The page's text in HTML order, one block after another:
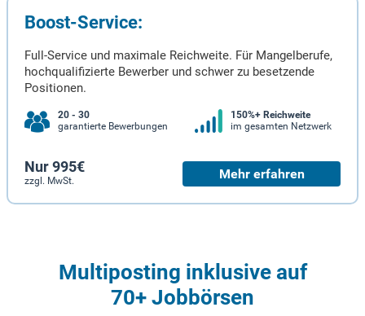
Boost-Service:
Full-Service und maximale Reichweite. Für Mangelberufe,
hochqualifizierte Bewerber und schwer zu besetzende
Positionen.
20 - 30
garantierte Bewerbungen
150%+ Reichweite
im gesamten Netzwerk
Nur 995€
zzgl. MwSt. Mehr erfahren
Multiposting inklusive auf
70+ Jobbörsen